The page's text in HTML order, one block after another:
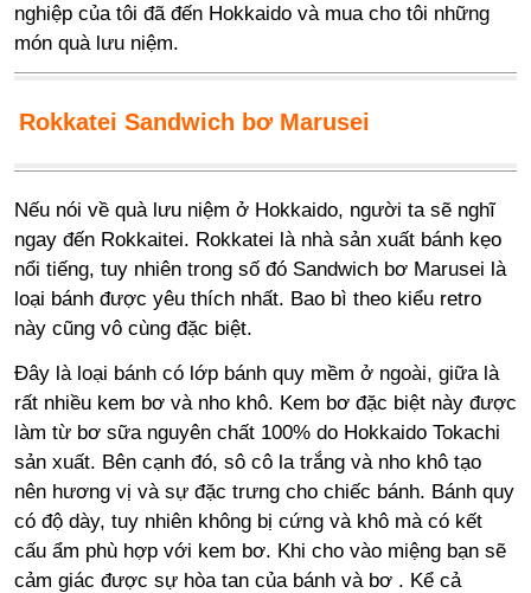
nghiệp của tôi đã đến Hokkaido và mua cho tôi những
món quà lưu niệm.
Rokkatei Sandwich bơ Marusei
Nếu nói về quà lưu niệm ở Hokkaido, người ta sẽ nghĩ
ngay đến Rokkaitei. Rokkatei là nhà sản xuất bánh kẹo
nổi tiếng, tuy nhiên trong số đó Sandwich bơ Marusei là
loại bánh được yêu thích nhất. Bao bì theo kiểu retro
này cũng vô cùng đặc biệt.
Đây là loại bánh có lớp bánh quy mềm ở ngoài, giữa là
rất nhiều kem bơ và nho khô. Kem bơ đặc biệt này được
làm từ bơ sữa nguyên chất 100% do Hokkaido Tokachi
sản xuất. Bên cạnh đó, sô cô la trắng và nho khô tạo
nên hương vị và sự đặc trưng cho chiếc bánh. Bánh quy
có độ dày, tuy nhiên không bị cứng và khô mà có kết
cấu ẩm phù hợp với kem bơ. Khi cho vào miệng bạn sẽ
cảm giác được sự hòa tan của bánh và bơ . Kể cả